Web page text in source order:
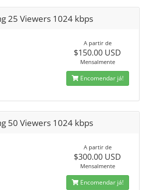
25 Viewers 1024 kbps
A partir de
$150.00 USD
Mensalmente
Encomendar já!
50 Viewers 1024 kbps
A partir de
$300.00 USD
Mensalmente
Encomendar já!